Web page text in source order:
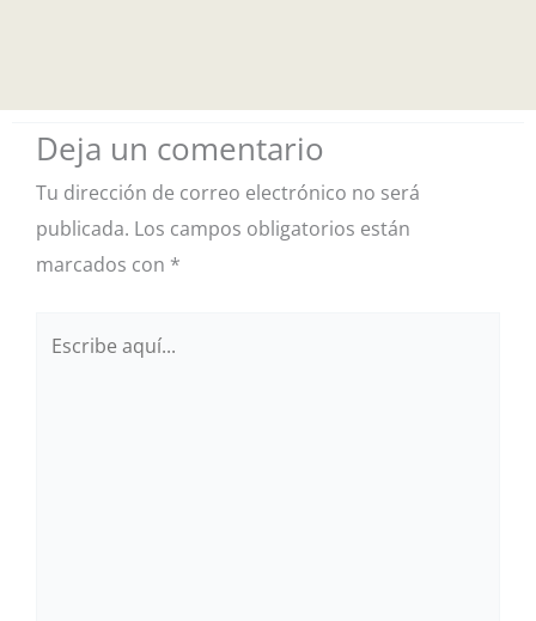
Deja un comentario
Tu dirección de correo electrónico no será
publicada. Los campos obligatorios están
marcados con *